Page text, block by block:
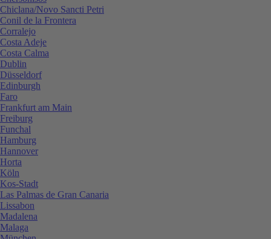
Chiclana/Novo Sancti Petri
Conil de la Frontera
Corralejo
Costa Adeje
Costa Calma
Dublin
Düsseldorf
Edinburgh
Faro
Frankfurt am Main
Freiburg
Funchal
Hamburg
Hannover
Horta
Köln
Kos-Stadt
Las Palmas de Gran Canaria
Lissabon
Madalena
Malaga